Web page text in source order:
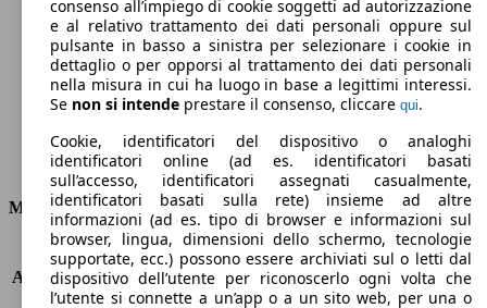
Emissioni di CO2 (combinato)*
Consumi
Motore e Prestazioni
KW (PS)
110 kW (150 PS)
Accelerazione (0-100 km/h)
11.8s
Velocità massima (km/h)
192 km/h
consenso all’impiego di cookie soggetti ad autorizzazione
e al relativo trattamento dei dati personali oppure sul
pulsante in basso a sinistra per selezionare i cookie in
dettaglio o per opporsi al trattamento dei dati personali
nella misura in cui ha luogo in base a legittimi interessi.
Se non si intende prestare il consenso, cliccare qui.
Cookie, identificatori del dispositivo o analoghi
identificatori online (ad es. identificatori basati
sull’accesso, identificatori assegnati casualmente,
identificatori basati sulla rete) insieme ad altre
informazioni (ad es. tipo di browser e informazioni sul
browser, lingua, dimensioni dello schermo, tecnologie
supportate, ecc.) possono essere archiviati sul o letti dal
dispositivo dell’utente per riconoscerlo ogni volta che
l’utente si connette a un’app o a un sito web, per una o